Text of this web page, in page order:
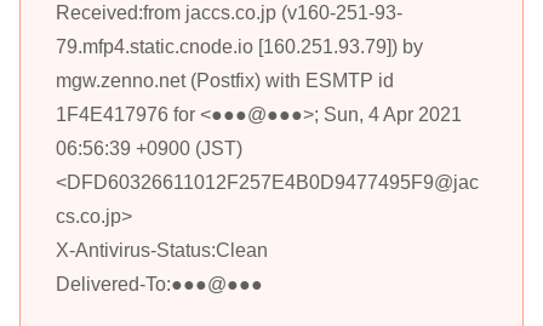
Received:from jaccs.co.jp (v160-251-93-
79.mfp4.static.cnode.io [160.251.93.79]) by
mgw.zenno.net (Postfix) with ESMTP id
1F4E417976 for <●●●@●●●>; Sun, 4 Apr 2021
06:56:39 +0900 (JST)
<DFD60326611012F257E4B0D9477495F9@jac
cs.co.jp>
X-Antivirus-Status:Clean
Delivered-To:●●●@●●●